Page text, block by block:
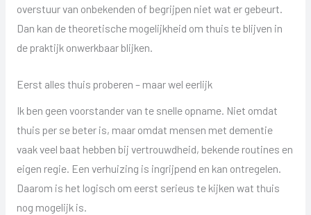
overstuur van onbekenden of begrijpen niet wat er gebeurt.
Dan kan de theoretische mogelijkheid om thuis te blijven in
de praktijk onwerkbaar blijken.
Eerst alles thuis proberen – maar wel eerlijk
Ik ben geen voorstander van te snelle opname. Niet omdat
thuis per se beter is, maar omdat mensen met dementie
vaak veel baat hebben bij vertrouwdheid, bekende routines en
eigen regie. Een verhuizing is ingrijpend en kan ontregelen.
Daarom is het logisch om eerst serieus te kijken wat thuis
nog mogelijk is.